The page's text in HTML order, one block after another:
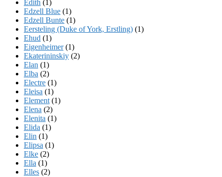
Edith (1)
Edzell Blue (1)
Edzell Bunte (1)
Eersteling (Duke of York, Erstling) (1)
Ehud (1)
Eigenheimer(1)
Ekaterininskiy (2)
Elan (1)
Elba (2)
Electre (1)
Eleisa (1)
Element (1)
Elena (2)
Elenita (1)
Elida (1)
Elin (1)
Elipsa (1)
Elke (2)
Ella (1)
Elles (2)